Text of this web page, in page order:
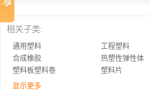
相关子类:
通用塑料 工程塑料
合成橡胶
热塑性弹性体
塑料板塑料卷
塑料片
塑料篷布
显示更多